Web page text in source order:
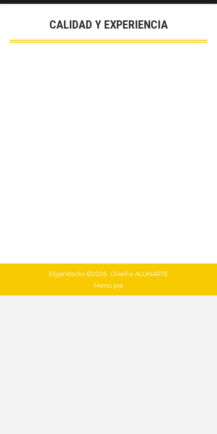
CALIDAD Y EXPERIENCIA
You are here:
ElgarWorks ©2026 · Diseño ALUNARTE
Menú pie